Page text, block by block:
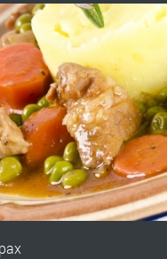
Дава под наем
Давам индивидуалани